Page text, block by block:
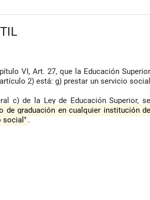
VI, Art. 27, que la Educación Superior
2) está: g) prestar un servicio social
c) de la Ley de Educación Superior, se
de graduación en cualquier institución de
social" .